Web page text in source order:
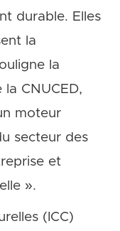
durable. Elles
la
la
CNUCED,
moteur
secteur des
et
».
(ICC)